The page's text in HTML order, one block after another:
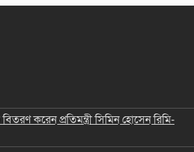
করেন প্রতিমন্ত্রী সিমিন হোসেন রিমি-